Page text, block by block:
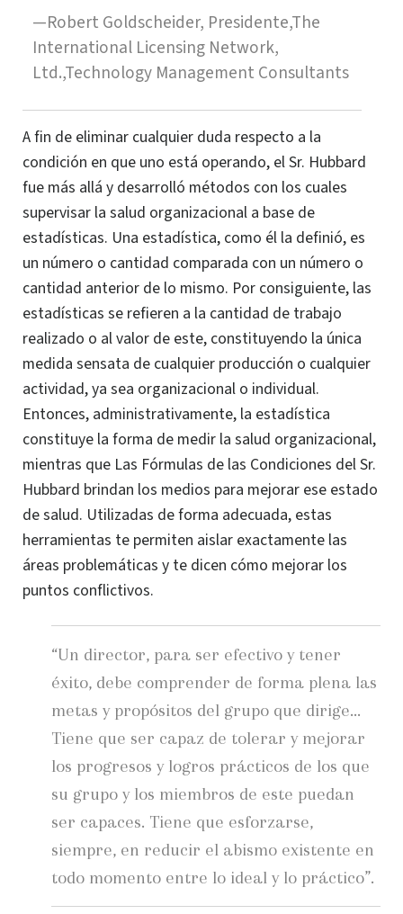
—Robert Goldscheider, Presidente,The
International Licensing Network,
Ltd.,Technology Management Consultants
A fin de eliminar cualquier duda respecto a la
condición en que uno está operando, el Sr. Hubbard
fue más allá y desarrolló métodos con los cuales
supervisar la salud organizacional a base de
estadísticas. Una estadística, como él la definió, es
un número o cantidad comparada con un número o
cantidad anterior de lo mismo. Por consiguiente, las
estadísticas se refieren a la cantidad de trabajo
realizado o al valor de este, constituyendo la única
medida sensata de cualquier producción o cualquier
actividad, ya sea organizacional o individual.
Entonces, administrativamente, la estadística
constituye la forma de medir la salud organizacional,
mientras que Las Fórmulas de las Condiciones del Sr.
Hubbard brindan los medios para mejorar ese estado
de salud. Utilizadas de forma adecuada, estas
herramientas te permiten aislar exactamente las
áreas problemáticas y te dicen cómo mejorar los
puntos conflictivos.
“Un director, para ser efectivo y tener
éxito, debe comprender de forma plena las
metas y propósitos del grupo que dirige...
Tiene que ser capaz de tolerar y mejorar
los progresos y logros prácticos de los que
su grupo y los miembros de este puedan
ser capaces. Tiene que esforzarse,
siempre, en reducir el abismo existente en
todo momento entre lo ideal y lo práctico”.